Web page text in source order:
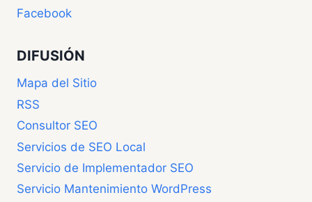
Facebook
DIFUSIÓN
Mapa del Sitio
RSS
Consultor SEO
Servicios de SEO Local
Servicio de Implementador SEO
Servicio Mantenimiento WordPress